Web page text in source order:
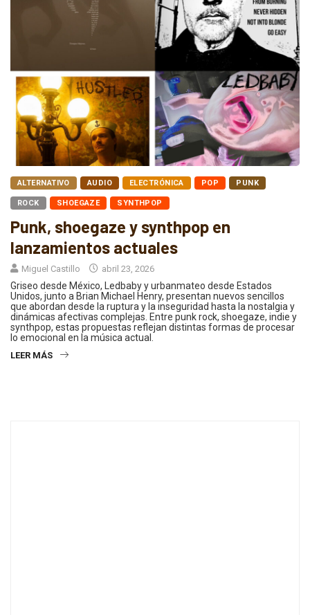
ALTERNATIVO AUDIO ELECTRÓNICA POP PUNK
ROCK SHOEGAZE SYNTHPOP
Punk, shoegaze y synthpop en
lanzamientos actuales
Miguel Castillo abril 23, 2026
Griseo desde México, Ledbaby y urbanmateo desde Estados
Unidos, junto a Brian Michael Henry, presentan nuevos sencillos
que abordan desde la ruptura y la inseguridad hasta la nostalgia y
dinámicas afectivas complejas. Entre punk rock, shoegaze, indie y
synthpop, estas propuestas reflejan distintas formas de procesar
lo emocional en la música actual.
LEER MÁS